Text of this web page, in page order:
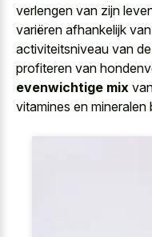
verlengen van zijn
variëren afhankelijk
activiteitsniveau van
profiteren van
evenwichtige mix
vitamines en mineralen